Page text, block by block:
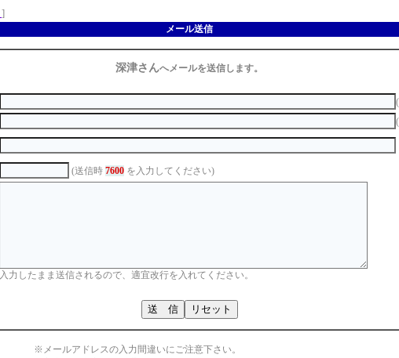
]
メール送信
深津さんへメールを送信します。
(送信時 7600を入力してください)
入力したまま送信されるので、適宜改行を入れてください。
※メールアドレスの入力間違いにご注意下さい。